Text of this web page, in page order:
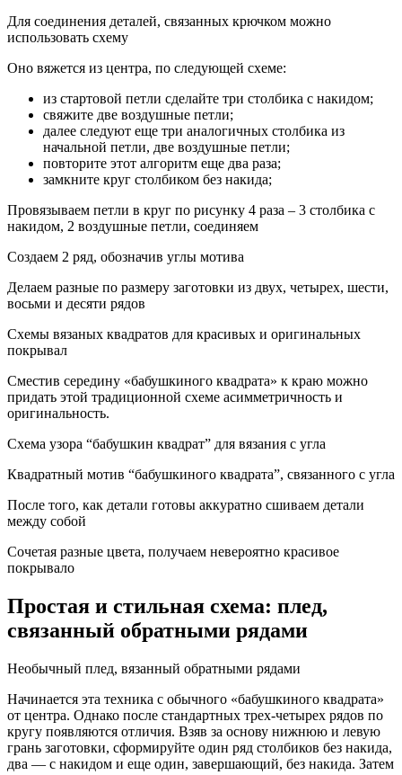
Для соединения деталей, связанных крючком можно
использовать схему
Оно вяжется из центра, по следующей схеме:
из стартовой петли сделайте три столбика с накидом;
свяжите две воздушные петли;
далее следуют еще три аналогичных столбика из
начальной петли, две воздушные петли;
повторите этот алгоритм еще два раза;
замкните круг столбиком без накида;
Провязываем петли в круг по рисунку 4 раза – 3 столбика с
накидом, 2 воздушные петли, соединяем
Создаем 2 ряд, обозначив углы мотива
Делаем разные по размеру заготовки из двух, четырех, шести,
восьми и десяти рядов
Схемы вязаных квадратов для красивых и оригинальных
покрывал
Сместив середину «бабушкиного квадрата» к краю можно
придать этой традиционной схеме асимметричность и
оригинальность.
Схема узора “бабушкин квадрат” для вязания с угла
Квадратный мотив “бабушкиного квадрата”, связанного с угла
После того, как детали готовы аккуратно сшиваем детали
между собой
Сочетая разные цвета, получаем невероятно красивое
покрывало
Простая и стильная схема: плед,
связанный обратными рядами
Необычный плед, вязанный обратными рядами
Начинается эта техника с обычного «бабушкиного квадрата»
от центра. Однако после стандартных трех-четырех рядов по
кругу появляются отличия. Взяв за основу нижнюю и левую
грань заготовки, сформируйте один ряд столбиков без накида,
два — с накидом и еще один, завершающий, без накида. Затем